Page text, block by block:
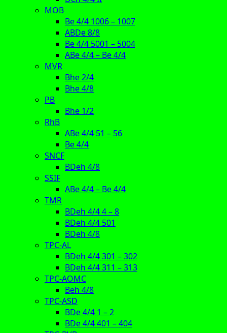
MOB
Be 4/4 1006 – 1007
ABDe 8/8
Be 4/4 5001 – 5004
ABe 4/4 – Be 4/4
MVR
Bhe 2/4
Bhe 4/8
PB
Bhe 1/2
RhB
ABe 4/4 51 – 56
Be 4/4
SNCF
BDeh 4/8
SSIF
ABe 4/4 – Be 4/4
TMR
BDeh 4/4 4 – 8
BDeh 4/4 501
BDeh 4/8
TPC-AL
BDeh 4/4 301 – 302
BDeh 4/4 311 – 313
TPC-AOMC
Beh 4/8
TPC-ASD
BDe 4/4 1 – 2
BDe 4/4 401 – 404